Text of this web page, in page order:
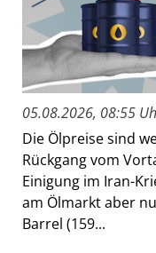
05.08.2026, 08:55
Die Ölpreise sind
Rückgang vom
Einigung im Iran-
am Ölmarkt aber
Barrel (159...